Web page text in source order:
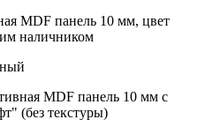
MDF панель 10 мм, цвет
наличником
MDF панель 10 мм с
(без текстуры)